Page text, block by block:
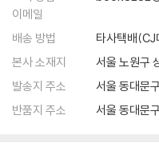
이메일
배송 방법
타사택배(CJ
본사 소재지
서울 노원구
발송지 주소
서울 동대문
반품지 주소
서울 동대문